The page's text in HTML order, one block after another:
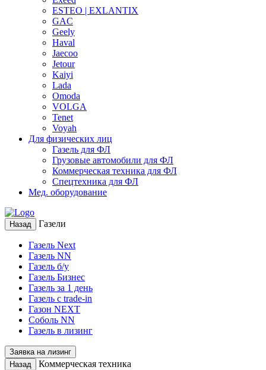
ESTEO | EXLANTIX
GAC
Geely
Haval
Jaecoo
Jetour
Kaiyi
Lada
Omoda
VOLGA
Tenet
Voyah
Для физических лиц
Газель для ФЛ
Грузовые автомобили для ФЛ
Коммерческая техника для ФЛ
Спецтехника для ФЛ
Мед. оборудование
Назад Газели
Газель Next
Газель NN
Газель б/у
Газель Бизнес
Газель за 1 день
Газель с trade-in
Газон NEXT
Соболь NN
Газель в лизинг
Заявка на лизинг
Назад
Коммерческая техника